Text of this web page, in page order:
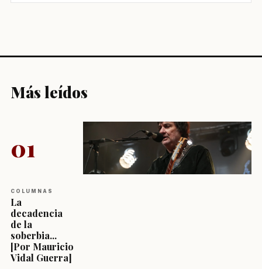
Más leídos
01
COLUMNAS
La
decadencia
de la
soberbia...
[Por Mauricio
Vidal Guerra]